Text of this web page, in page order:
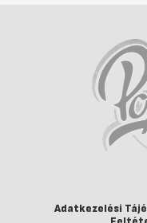
Adatkezelési